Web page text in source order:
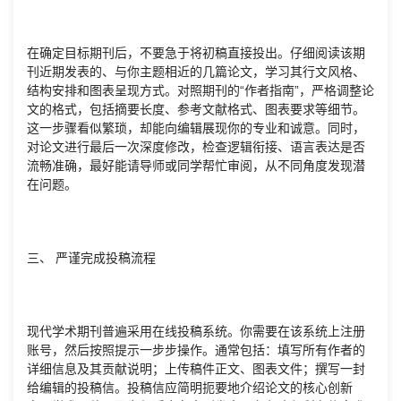
在确定目标期刊后，不要急于将初稿直接投出。仔细阅读该期
刊近期发表的、与你主题相近的几篇论文，学习其行文风格、
结构安排和图表呈现方式。对照期刊的“作者指南”，严格调整论
文的格式，包括摘要长度、参考文献格式、图表要求等细节。
这一步骤看似繁琐，却能向编辑展现你的专业和诚意。同时，
对论文进行最后一次深度修改，检查逻辑衔接、语言表达是否
流畅准确，最好能请导师或同学帮忙审阅，从不同角度发现潜
在问题。
三、 严谨完成投稿流程
现代学术期刊普遍采用在线投稿系统。你需要在该系统上注册
账号，然后按照提示一步步操作。通常包括：填写所有作者的
详细信息及其贡献说明；上传稿件正文、图表文件；撰写一封
给编辑的投稿信。投稿信应简明扼要地介绍论文的核心创新